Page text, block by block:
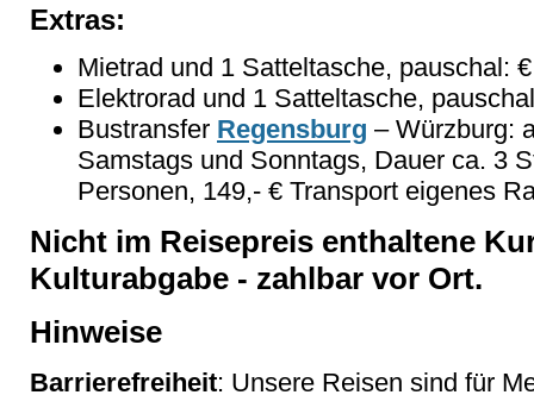
Extras:
Mietrad und 1 Satteltasche, pauschal:
Elektrorad und 1 Satteltasche,
Bustransfer Regensburg – Würzburg:
Samstags und Sonntags, Dauer ca. 3
Personen, 149,- € Transport eigenes
Nicht im Reisepreis enthaltene
Kulturabgabe - zahlbar vor Ort.
Hinweise
Barrierefreiheit: Unsere Reisen sind für